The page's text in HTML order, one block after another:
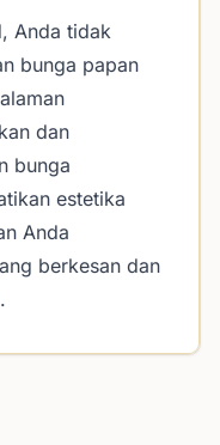
Anda tidak
bunga papan
dan
bunga
estetika
Anda
berkesan dan